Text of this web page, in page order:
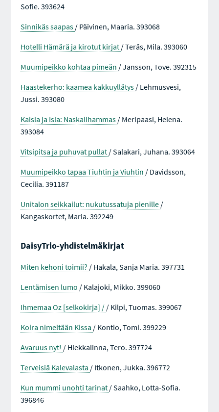
Sofie. 393624
Sinnikäs saapas / Päivinen, Maaria. 393068
Hotelli Hämärä ja kirotut kirjat / Teräs, Mila. 393060
Muumipeikko kohtaa pimeän / Jansson, Tove. 392315
Haastekerho: kaamea kakkuyllätys / Lehmusvesi,
Jussi. 393080
Kaisla ja Isla: Naskalihammas / Meripaasi, Helena.
393084
Vitsipitsa ja puhuvat pullat / Salakari, Juhana. 393064
Muumipeikko tapaa Tiuhtin ja Viuhtin / Davidsson,
Cecilia. 391187
Unitalon seikkailut: nukutussatuja pienille /
Kangaskortet, Maria. 392249
DaisyTrio-yhdistelmäkirjat
Miten kehoni toimii? / Hakala, Sanja Maria. 397731
Lentämisen lumo / Kalajoki, Mikko. 399060
Ihmemaa Oz [selkokirja] / / Kilpi, Tuomas. 399067
Koira nimeltään Kissa / Kontio, Tomi. 399229
Avaruus nyt! / Hiekkalinna, Tero. 397724
Terveisiä Kalevalasta / Itkonen, Jukka. 396772
Kun mummi unohti tarinat / Saahko, Lotta-Sofia.
396846